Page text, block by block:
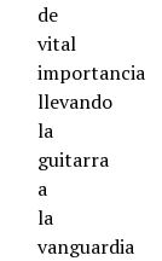
de
vital
importancia
llevando
la
guitarra
a
la
vanguardia